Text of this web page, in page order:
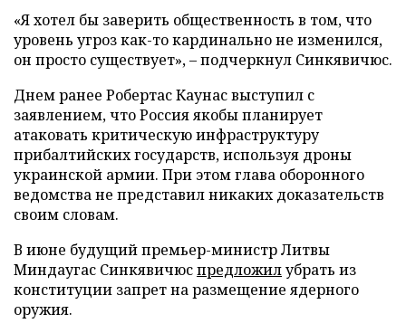
«Я хотел бы заверить общественность в том, что
уровень угроз как-то кардинально не изменился,
он просто существует», – подчеркнул Синкявичюс.
Днем ранее Робертас Каунас выступил с
заявлением, что Россия якобы планирует
атаковать критическую инфраструктуру
прибалтийских государств, используя дроны
украинской армии. При этом глава оборонного
ведомства не представил никаких доказательств
своим словам.
В июне будущий премьер-министр Литвы
Миндаугас Синкявичюспредложилубрать из
конституции запрет на размещение ядерного
оружия.